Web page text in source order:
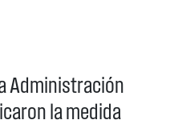
Administración
la medida